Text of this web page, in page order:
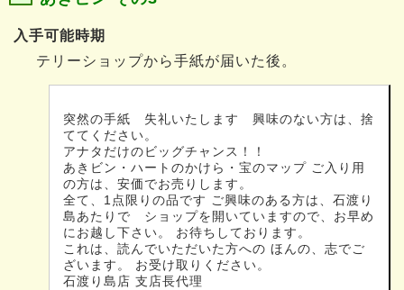
入手可能時期
テリーショップから手紙が届いた後。
突然の手紙 失礼いたします 興味のない方は、捨
ててください。
アナタだけのビッグチャンス！！
あきビン・ハートのかけら・宝のマップ ご入り用
の方は、安価でお売りします。
全て、1点限りの品です ご興味のある方は、石渡り
島あたりで ショップを開いていますので、お早め
にお越し下さい。 お待ちしております。
これは、読んでいただいた方への ほんの、志でご
ざいます。 お受け取りください。
石渡り島店 支店長代理